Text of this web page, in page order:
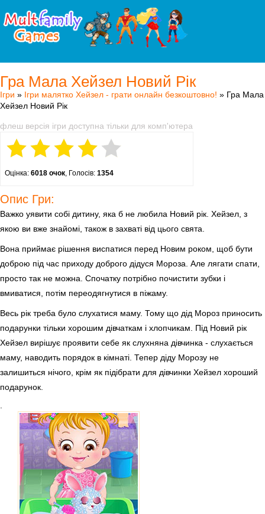
Гра Мала Хейзел Новий Рік
Ігри » Ігри малятко Хейзел - грати онлайн безкоштовно! » Гра Мала
Хейзел Новий Рік
флеш версія ігри доступна тільки для комп'ютера
Оцінка: 6018 очок, Голосів: 1354
Опис Гри:
Важко уявити собі дитину, яка б не любила Новий рік. Хейзел, з
якою ви вже знайомі, також в захваті від цього свята.
Вона приймає рішення виспатися перед Новим роком, щоб бути
доброю під час приходу доброго дідуся Мороза. Але лягати спати,
просто так не можна. Спочатку потрібно почистити зубки і
вмиватися, потім переодягнутися в піжаму.
Весь рік треба було слухатися маму. Тому що дід Мороз приносить
подарунки тільки хорошим дівчаткам і хлопчикам. Під Новий рік
Хейзел вирішує проявити себе як слухняна дівчинка - слухається
маму, наводить порядок в кімнаті. Тепер діду Морозу не
залишиться нічого, крім як підібрати для дівчинки Хейзел хороший
подарунок.